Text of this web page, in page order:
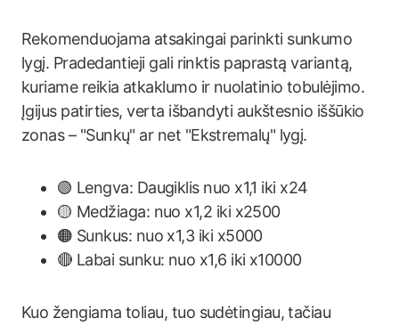
Rekomenduojama atsakingai parinkti sunkumo
lygį. Pradedantieji gali rinktis paprastą variantą,
kuriame reikia atkaklumo ir nuolatinio tobulėjimo.
Įgijus patirties, verta išbandyti aukštesnio iššūkio
zonas – "Sunkų" ar net "Ekstremalų" lygį.
🟢 Lengva: Daugiklis nuo x1,1 iki x24
🟡 Medžiaga: nuo x1,2 iki x2500
🟠 Sunkus: nuo x1,3 iki x5000
🔴 Labai sunku: nuo x1,6 iki x10000
Kuo žengiama toliau, tuo sudėtingiau, tačiau